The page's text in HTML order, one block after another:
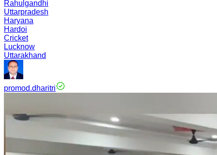
Rahulgandhi
Uttarpradesh
Haryana
Hardoi
Cricket
Lucknow
Uttarakhand
promod.dharitri